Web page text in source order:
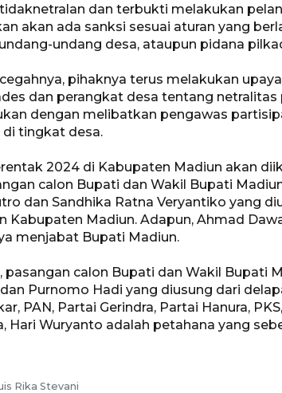
dan terbukti melakukan
akan ada sanksi sesuai aturan yang
undang desa, ataupun pidana
pihaknya terus melakukan
dan perangkat desa tentang netralitas
dengan melibatkan pengawas
tingkat desa.
2024 di Kabupaten Madiun akan
calon Bupati dan Wakil Bupati
dan Sandhika Ratna Veryantiko yang
Kabupaten Madiun. Adapun, Ahmad
menjabat Bupati Madiun.
pasangan calon Bupati dan Wakil Bupati
Purnomo Hadi yang diusung dari
PAN, Partai Gerindra, Partai Hanura,
Hari Wuryanto adalah petahana yang
Rika Stevani